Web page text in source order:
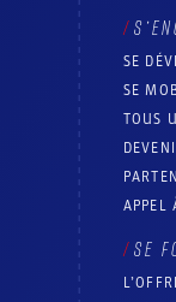
SE
SE
TOUS
APPEL
SE